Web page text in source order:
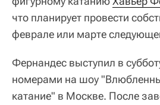
что планирует провести
феврале или марте
Фернандес выступил в
номерами на шоу
катание" в Москве. После